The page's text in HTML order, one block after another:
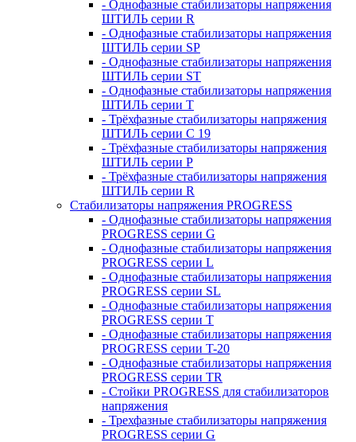
- Однофазные стабилизаторы напряжения
ШТИЛЬ серии R
- Однофазные стабилизаторы напряжения
ШТИЛЬ серии SP
- Однофазные стабилизаторы напряжения
ШТИЛЬ серии ST
- Однофазные стабилизаторы напряжения
ШТИЛЬ серии T
- Трёхфазные стабилизаторы напряжения
ШТИЛЬ серии C 19
- Трёхфазные стабилизаторы напряжения
ШТИЛЬ серии P
- Трёхфазные стабилизаторы напряжения
ШТИЛЬ серии R
Стабилизаторы напряжения PROGRESS
- Однофазные стабилизаторы напряжения
PROGRESS серии G
- Однофазные стабилизаторы напряжения
PROGRESS серии L
- Однофазные стабилизаторы напряжения
PROGRESS серии SL
- Однофазные стабилизаторы напряжения
PROGRESS серии T
- Однофазные стабилизаторы напряжения
PROGRESS серии T-20
- Однофазные стабилизаторы напряжения
PROGRESS серии TR
- Стойки PROGRESS для стабилизаторов
напряжения
- Трехфазные стабилизаторы напряжения
PROGRESS серии G